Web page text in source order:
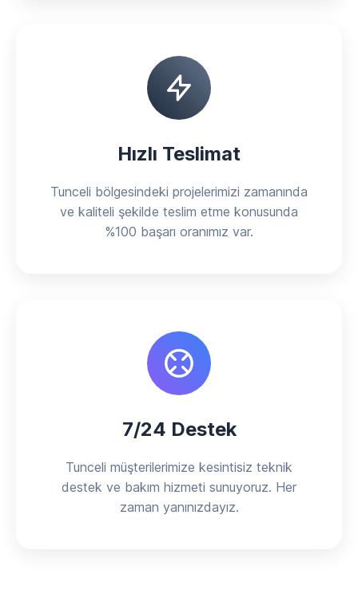
Hızlı Teslimat
Tunceli bölgesindeki projelerimizi zamanında
ve kaliteli şekilde teslim etme konusunda
%100 başarı oranımız var.
7/24 Destek
Tunceli müşterilerimize kesintisiz teknik
destek ve bakım hizmeti sunuyoruz. Her
zaman yanınızdayız.